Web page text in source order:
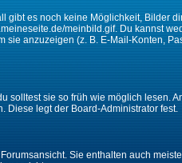
gibt es noch keine Möglichkeit,
meinbild.gif. Du kannst
anzuzeigen (z. B. E-Mail-Konten,
solltest sie so früh wie möglich
Diese legt der Board-Administrator fest.
Sie enthalten auch